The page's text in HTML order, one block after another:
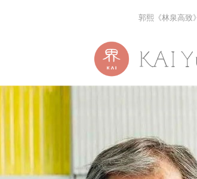
郭熙《林泉高致》